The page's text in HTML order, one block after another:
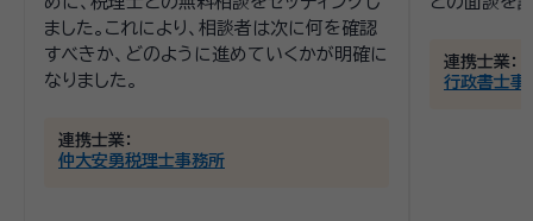
ました。これにより、相談者は次に何を確認
すべきか、どのように進めていくかが明確に
なりました。
連携士業：
仲大安勇税理士事務所
連携士業：
行政書士事